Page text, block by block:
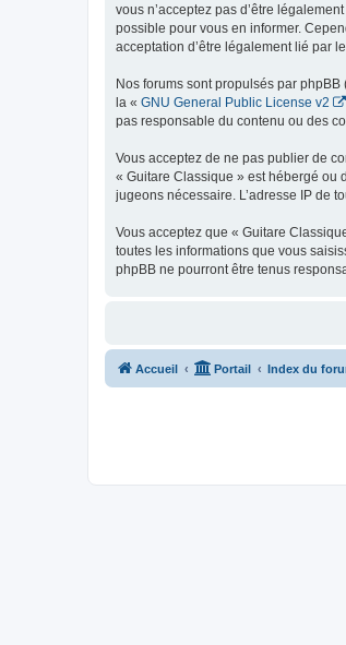
vous n’acceptez pas d’être
possible pour vous en informer.
acceptation d’être légalement lié par
Nos forums sont propulsés par
la « GNU General Public License v2
pas responsable du contenu ou des
Vous acceptez de ne pas publier de
« Guitare Classique » est hébergé ou
jugeons nécessaire. L’adresse IP de
Vous acceptez que « Guitare
toutes les informations que vous
phpBB ne pourront être tenus
Accueil Portail Index du